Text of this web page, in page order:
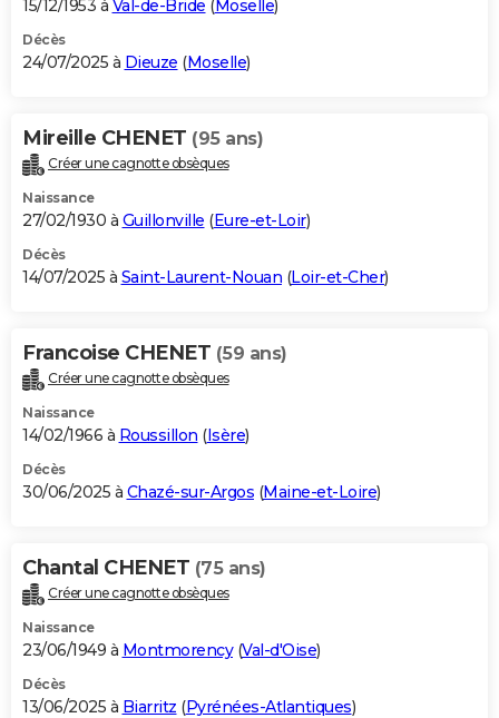
15/12/1953 à Val-de-Bride ( Moselle)
Décès
24/07/2025 à Dieuze (Moselle)
Mireille CHENET (95 ans)
Créer une cagnotte obsèques
Naissance
27/02/1930 à Guillonville (Eure-et-Loir)
Décès
14/07/2025 à Saint-Laurent-Nouan (Loir-et-Cher)
Francoise CHENET (59 ans)
Créer une cagnotte obsèques
Naissance
14/02/1966 à Roussillon (Isère)
Décès
30/06/2025 à Chazé-sur-Argos (Maine-et-Loire)
Chantal CHENET (75 ans)
Créer une cagnotte obsèques
Naissance
23/06/1949 à Montmorency(Val-d'Oise)
Décès
13/06/2025 à Biarritz (Pyrénées-Atlantiques)